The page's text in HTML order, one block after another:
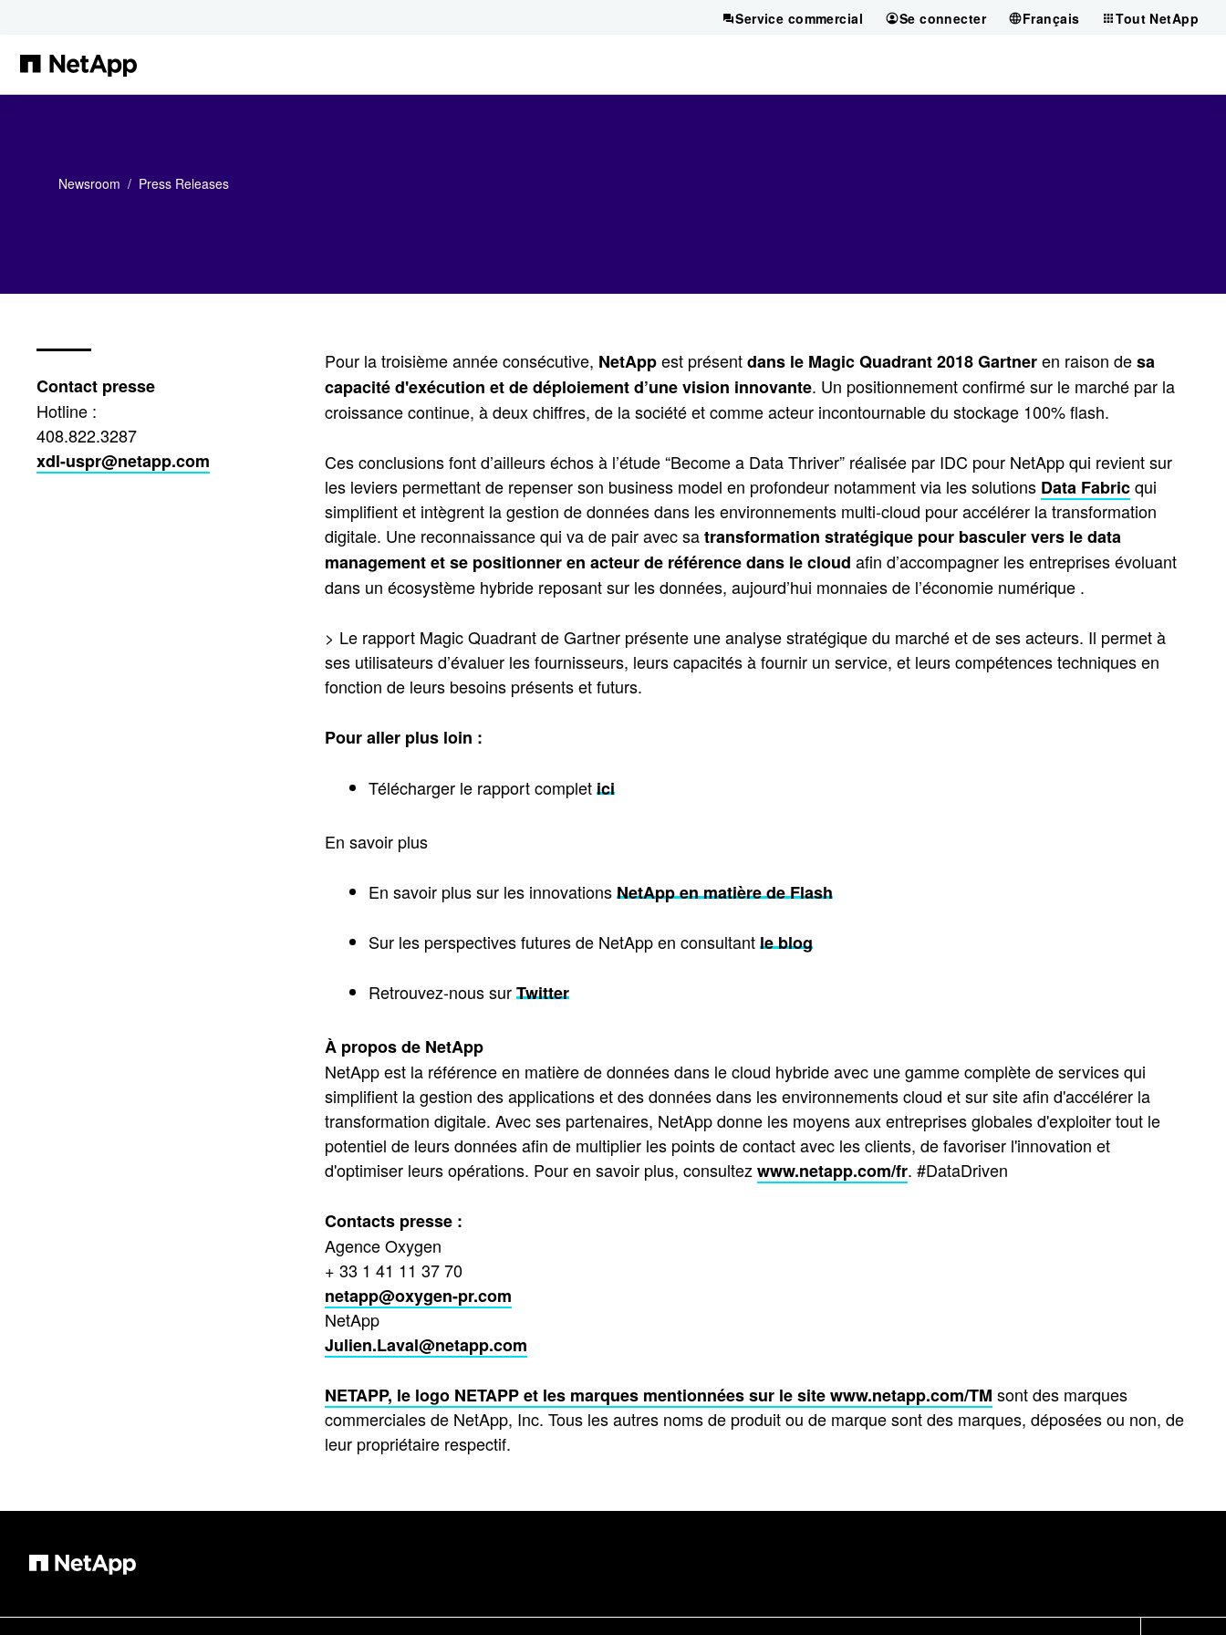
Service commercial Se connecter Français Tout NetApp
Newsroom Press Releases
Contact presse
Hotline :
408.822.3287
xdl-uspr@netapp.com
Pour la troisième année consécutive, NetAppest présentdans le Magic Quadrant 2018 Gartneren raison desa
capacité d'exécution et de déploiement d’une vision innovante. Un positionnement confirmé sur le marché par la
croissance continue, à deux chiffres, de la société et comme acteur incontournable du stockage 100% flash.
Ces conclusions font d’ailleurs échos à l’étude “Become a Data Thriver” réalisée par IDC pour NetApp qui revient sur
les leviers permettant de repenser son business model en profondeur notamment via les solutions Data Fabricqui
simplifient et intègrent la gestion de données dans les environnements multi-cloud pour accélérer la transformation
digitale. Une reconnaissance qui va de pair avec satransformation stratégique pour basculer vers le data
management et se positionner en acteur de référence dans le cloud afin d’accompagner les entreprises évoluant
dans un écosystème hybride reposant sur les données, aujourd’hui monnaies de l’économie numérique .
> Le rapport Magic Quadrant de Gartner présente une analyse stratégique du marché et de ses acteurs. Il permet à
ses utilisateurs d’évaluer les fournisseurs, leurs capacités à fournir un service, et leurs compétences techniques en
fonction de leurs besoins présents et futurs.
Pour aller plus loin :
Télécharger le rapport completici
En savoir plus
En savoir plus sur les innovationsNetApp en matière de Flash
Sur les perspectives futures de NetApp en consultantle blog
Retrouvez-nous surTwitter
À propos de NetApp
NetApp est la référence en matière de données dans le cloud hybride avec une gamme complète de services qui
simplifient la gestion des applications et des données dans les environnements cloud et sur site afin d'accélérer la
transformation digitale. Avec ses partenaires, NetApp donne les moyens aux entreprises globales d'exploiter tout le
potentiel de leurs données afin de multiplier les points de contact avec les clients, de favoriser l'innovation et
d'optimiser leurs opérations. Pour en savoir plus, consultez www.netapp.com/fr. #DataDriven
Contacts presse :
Agence Oxygen
+ 33 1 41 11 37 70
netapp@oxygen-pr.com
NetApp
Julien.Laval@netapp.com
NETAPP, le logo NETAPP et les marques mentionnées sur le sitewww.netapp.com/TM sont des marques
commerciales de NetApp, Inc. Tous les autres noms de produit ou de marque sont des marques, déposées ou non, de
leur propriétaire respectif.